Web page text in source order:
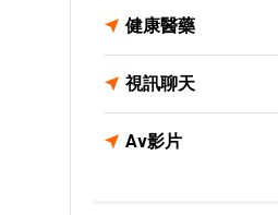
健康醫藥
視訊聊天
Av影片